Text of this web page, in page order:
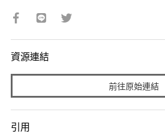
資源連結
前往原始連結
引用